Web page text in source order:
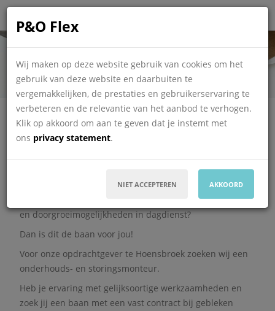
Onderhouds-
storingsmonteur
Deze vacature is vervallen
Informatie over de
vervallen vacature
reparaties van het machinepark.
Zoek jij een uitdagende baan met toekomstperspectief
en doorgroeimogelijkheden in dagdienst?
Dan is dit de baan voor jou!
Voor onze opdrachtgever te Hoensbroek zoeken wij een
onderhouds- en storingsmonteur.
Heb je ervaring met gelijksoortige werkzaamheden en
zoek jij een baan met een vast contract bij gebleken
P&O Flex
Wij maken op deze website gebruik van cookies om het
gebruik van deze website en daarbuiten te
vergemakkelijken, de prestaties en gebruikerservaring te
verbeteren en de relevantie van het aanbod te verhogen.
Klik op akkoord om aan te geven dat je instemt met
ons privacy statement.
NIET ACCEPTEREN AKKOORD